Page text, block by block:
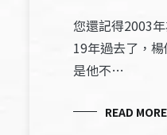
您還記得2003
19年過去了，
是他不…
READ MORE